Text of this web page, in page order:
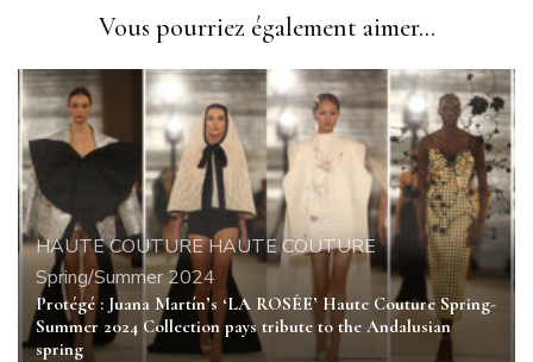
Vous pourriez également aimer...
HAUTE COUTUREHAUTE COUTURE
Spring/Summer 2024
Protégé : Juana Martín’s ‘LA ROSÉE’ Haute Couture Spring-
Summer 2024 Collection pays tribute to the Andalusian
spring